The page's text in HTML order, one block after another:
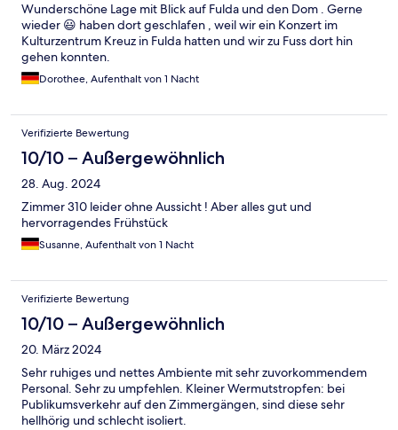
Wunderschöne Lage mit Blick auf Fulda und den Dom . Gerne
wieder 😃 haben dort geschlafen , weil wir ein Konzert im
Kulturzentrum Kreuz in Fulda hatten und wir zu Fuss dort hin
gehen konnten.
Dorothee, Aufenthalt von 1 Nacht
Verifizierte Bewertung
10/10 – Außergewöhnlich
28. Aug. 2024
Zimmer 310 leider ohne Aussicht ! Aber alles gut und
hervorragendes Frühstück
Susanne, Aufenthalt von 1 Nacht
Verifizierte Bewertung
10/10 – Außergewöhnlich
20. März 2024
Sehr ruhiges und nettes Ambiente mit sehr zuvorkommendem
Personal. Sehr zu umpfehlen. Kleiner Wermutstropfen: bei
Publikumsverkehr auf den Zimmergängen, sind diese sehr
hellhörig und schlecht isoliert.